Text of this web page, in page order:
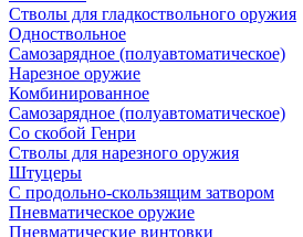
Стволы для гладкоствольного оружия
Одноствольное
Самозарядное (полуавтоматическое)
Нарезное оружие
Комбинированное
Самозарядное (полуавтоматическое)
Со скобой Генри
Стволы для нарезного оружия
Штуцеры
С продольно-скользящим затвором
Пневматическое оружие
Пневматические винтовки